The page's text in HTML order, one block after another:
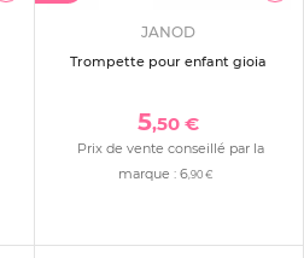
JANOD
Trompette pour enfant gioia
5,50 €
Prix de vente conseillé par la
marque :6,90 €